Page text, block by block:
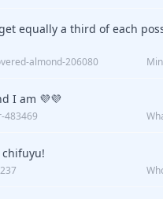
equally a third of each
almond-206080
and I am 💜💜
483469
chifuyu!